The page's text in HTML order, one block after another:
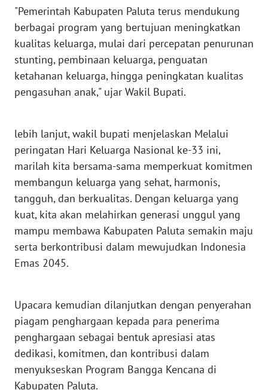
"Pemerintah Kabupaten Paluta terus mendukung
berbagai program yang bertujuan meningkatkan
kualitas keluarga, mulai dari percepatan penurunan
stunting, pembinaan keluarga, penguatan
ketahanan keluarga, hingga peningkatan kualitas
pengasuhan anak," ujar Wakil Bupati.⁣
lebih lanjut, wakil bupati menjelaskan Melalui
peringatan Hari Keluarga Nasional ke-33 ini,
marilah kita bersama-sama memperkuat komitmen
membangun keluarga yang sehat, harmonis,
tangguh, dan berkualitas. Dengan keluarga yang
kuat, kita akan melahirkan generasi unggul yang
mampu membawa Kabupaten Paluta semakin maju
serta berkontribusi dalam mewujudkan Indonesia
Emas 2045.⁣
Upacara kemudian dilanjutkan dengan penyerahan
piagam penghargaan kepada para penerima
penghargaan sebagai bentuk apresiasi atas
dedikasi, komitmen, dan kontribusi dalam
menyukseskan Program Bangga Kencana di
Kabupaten Paluta.⁣
WN
LAMPUNG
WN
JATENG
NUSANTARA
WN
JOGJA
WN
JATIM
WN
BALI
KALBAR
WN
KALTENG
WN